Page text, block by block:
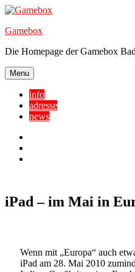
Skip
content
Gamebox
Die Homepage der Gamebox
Menu
info
adresse
news
iPad – im Mai in
Wenn mit „Europa“ auch
iPad am 28. Mai 2010